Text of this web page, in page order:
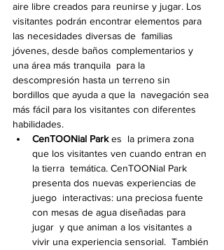
aire libre creados para reunirse y jugar. Los
visitantes podrán encontrar elementos para
las necesidades diversas de  familias
jóvenes, desde baños complementarios y
una área más tranquila  para la
descompresión hasta un terreno sin
bordillos que ayuda a que la  navegación sea
más fácil para los visitantes con diferentes
habilidades.
CenTOONial Park es  la primera zona
que los visitantes ven cuando entran en
la tierra  temática. CenTOONial Park
presenta dos nuevas experiencias de
juego  interactivas: una preciosa fuente
con mesas de agua diseñadas para
jugar  y que animan a los visitantes a
vivir una experiencia sensorial.  También